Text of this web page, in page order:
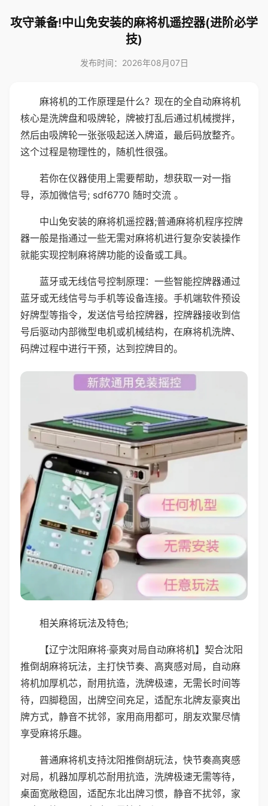
攻守兼备!中山免安装的麻将机遥控器(进阶必学
技)
发布时间：2026年08月07日
麻将机的工作原理是什么？现在的全自动麻将机
核心是洗牌盘和吸牌轮，牌被打乱后通过机械搅拌，
然后由吸牌轮一张张吸起送入牌道，最后码放整齐。
这个过程是物理性的，随机性很强。
若你在仪器使用上需要帮助，想获取一对一指
导，添加微信号; sdf6770 随时交流 。
中山免安装的麻将机遥控器;普通麻将机程序控牌
器一般是指通过一些无需对麻将机进行复杂安装操作
就能实现控制麻将牌功能的设备或工具。
蓝牙或无线信号控制原理：一些智能控牌器通过
蓝牙或无线信号与手机等设备连接。手机端软件预设
好牌型等指令，发送信号给控牌器，控牌器接收到信
号后驱动内部微型电机或机械结构，在麻将机洗牌、
码牌过程中进行干预，达到控牌目的。
相关麻将玩法及特色;
【辽宁沈阳麻将·豪爽对局自动麻将机】契合沈阳
推倒胡麻将玩法，主打快节奏、高爽感对局，自动麻
将机加厚机芯，耐用抗造，洗牌极速，无需长时间等
待，四脚稳固，出牌空间充足，适配东北牌友豪爽出
牌方式，静音不扰邻，家用商用都可，朋友欢聚尽情
享受麻将乐趣。
普通麻将机支持沈阳推倒胡玩法，快节奏高爽感
对局，机器加厚机芯耐用抗造，洗牌极速无需等待，
桌面宽敞稳固，适配东北出牌习惯，静音不扰邻，家